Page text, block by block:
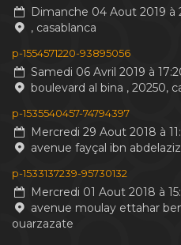
Dimanche 04 Aout 2019 à
, casablanca
p-1554571220-93895056
Samedi 06 Avril 2019 à
boulevard al bina , 20250,
p-1535540457-74794397
Mercredi 29 Aout 2018 à
avenue fayçal ibn
p-1533137239-95730132
Mercredi 01 Aout 2018 à
avenue moulay ettahar
ouarzazate